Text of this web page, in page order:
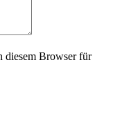
diesem Browser für